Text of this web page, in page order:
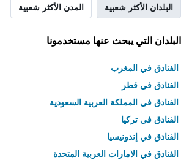
البلدان الأكثر شعبية المدن الأكثر شعبية
البلدان التي يبحث عنها مستخدمونا
الفنادق في المغرب
الفنادق في قطر
الفنادق في المملكة العربية السعودية
الفنادق في تركيا
الفنادق في إندونيسيا
الفنادق في الامارات العربية المتحدة